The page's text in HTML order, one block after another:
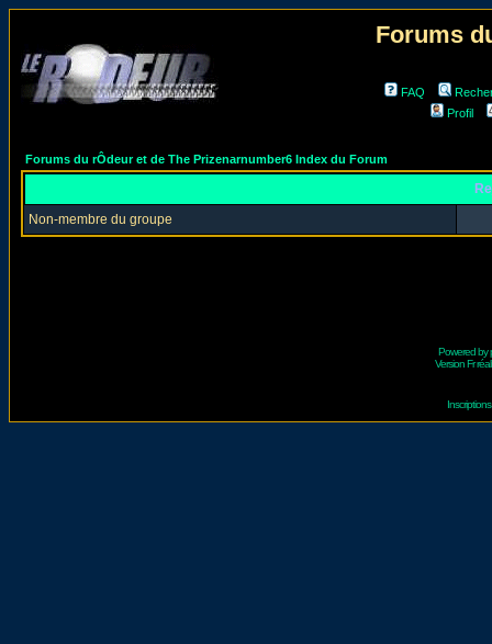
Forums
FAQ
Profil
Forums du rÔdeur et de The Prizenarnumber6 Index du Forum
Non-membre du groupe
Powered by
Version Fr